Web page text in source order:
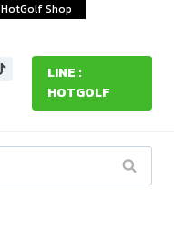
HotGolf Shop
LINE :
HOTGOLF